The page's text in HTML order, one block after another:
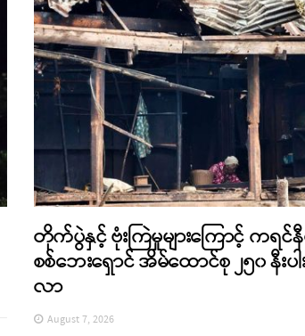
တိုက်ပွဲနှင့် ဗုံးကြဲမှုများကြောင့် ကရ
စစ်ဘေးရှောင် အိမ်ထောင်စု ၂၅၀ နီးပ
လာ
August 7, 2026